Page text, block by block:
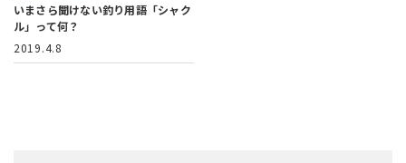
いまさら聞けない釣り用語「シャク
ル」って何？
2019.4.8